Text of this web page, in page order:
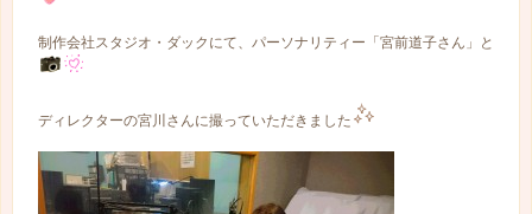
制作会社スタジオ・ダックにて、パーソナリティー「宮前道子さん」と
ディレクターの宮川さんに撮っていただきました